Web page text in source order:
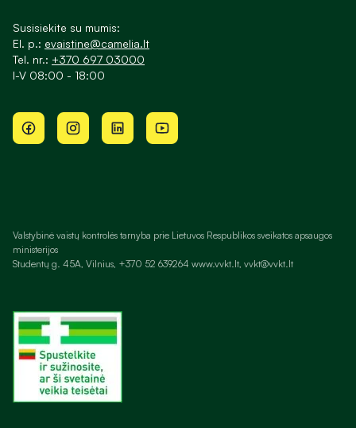
Susisiekite su mumis:
El. p.: evaistine@camelia.lt
Tel. nr.: +370 697 03000
I-V 08:00 - 18:00
Valstybinė vaistų kontrolės tarnyba prie Lietuvos Respublikos sveikatos apsaugos
ministerijos
Studentų g. 45A, Vilnius, +370 52 639264 www.vvkt.lt, vvkt@vvkt.lt